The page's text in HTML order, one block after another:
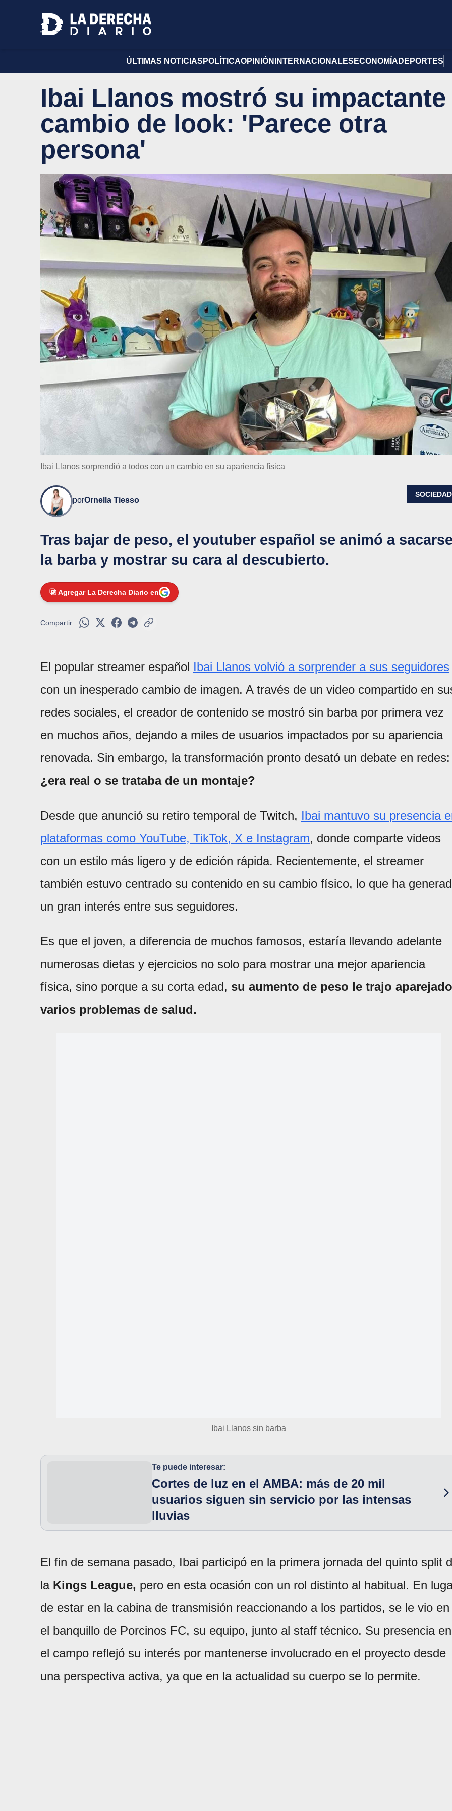
ÚLTIMAS NOTICIAS POLÍTICAOPINIÓN INTERNACIONALES ECONOMÍA DEPORTES
Ibai Llanos mostró su impactante
cambio de look: 'Parece otra
persona'
Ibai Llanos sorprendió a todos con un cambio en su apariencia física
porOrnella Tiesso
SOCIEDAD
Tras bajar de peso, el youtuber español se animó a
la barba y mostrar su cara al descubierto.
Agregar La Derecha Diario en
Compartir:
El popular streamer español Ibai Llanos volvió a sorprender a sus seguidores
con un inesperado cambio de imagen. A través de un video compartido en
redes sociales, el creador de contenido se mostró sin barba por primera vez
en muchos años, dejando a miles de usuarios impactados por su apariencia
renovada. Sin embargo, la transformación pronto desató un debate en redes:
¿era real o se trataba de un montaje?
Desde que anunció su retiro temporal de Twitch, Ibai mantuvo su presencia
plataformas como YouTube, TikTok, X e Instagram, donde comparte videos
con un estilo más ligero y de edición rápida. Recientemente, el streamer
también estuvo centrado su contenido en su cambio físico, lo que ha
un gran interés entre sus seguidores.
Es que el joven, a diferencia de muchos famosos, estaría llevando adelante
numerosas dietas y ejercicios no solo para mostrar una mejor apariencia
física, sino porque a su corta edad, su aumento de peso le trajo
varios problemas de salud.
Ibai Llanos sin barba
Te puede interesar:
Cortes de luz en el AMBA: más de 20 mil
usuarios siguen sin servicio por las intensas
lluvias
El fin de semana pasado, Ibai participó en la primera jornada del quinto split
laKings League, pero en esta ocasión con un rol distinto al habitual. En
de estar en la cabina de transmisión reaccionando a los partidos, se le vio en
el banquillo de Porcinos FC, su equipo, junto al staff técnico. Su presencia en
el campo reflejó su interés por mantenerse involucrado en el proyecto desde
una perspectiva activa, ya que en la actualidad su cuerpo se lo permite.